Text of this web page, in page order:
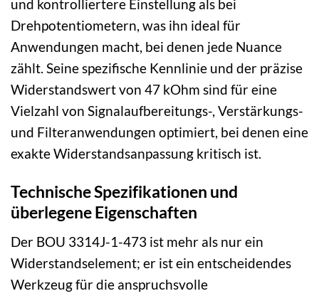
und kontrolliertere Einstellung als bei
Drehpotentiometern, was ihn ideal für
Anwendungen macht, bei denen jede Nuance
zählt. Seine spezifische Kennlinie und der präzise
Widerstandswert von 47 kOhm sind für eine
Vielzahl von Signalaufbereitungs-, Verstärkungs-
und Filteranwendungen optimiert, bei denen eine
exakte Widerstandsanpassung kritisch ist.
Technische Spezifikationen und
überlegene Eigenschaften
Der BOU 3314J-1-473 ist mehr als nur ein
Widerstandselement; er ist ein entscheidendes
Werkzeug für die anspruchsvolle